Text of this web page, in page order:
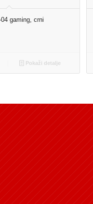
gaming, crni
Pokaži detalje